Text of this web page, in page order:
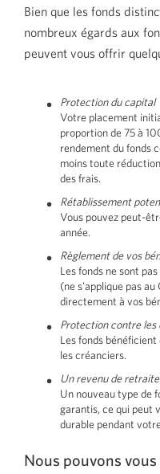
Bien que les fonds
nombreux égards aux
peuvent vous offrir
Protection du capital
Votre placement
proportion de75 à
rendement du fonds
moins toute
des frais.
Rétablissement
Vous pouvez peut-
année.
Règlement de vos
Les fonds ne sont
(ne s'applique pas
directement à vos
Protection contre les
Les fonds
les créanciers.
Un revenu de
Un nouveau type de
garantis, ce qui peut
durable pendant
Nous pouvons